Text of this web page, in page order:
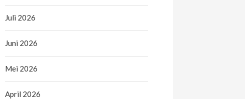
Juli 2026
Juni 2026
Mei 2026
April 2026